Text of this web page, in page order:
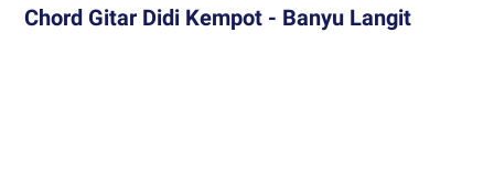
Chord Gitar Didi Kempot - Banyu Langit